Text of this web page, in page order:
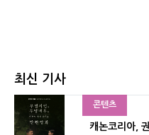
최신 기사
콘텐츠
캐논코리아,